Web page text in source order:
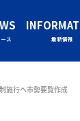
ス 最新情報
施行へ市勢要覧作成